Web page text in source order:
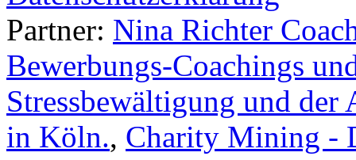
Partner: Nina Richter
Bewerbungs-Coachings
Stressbewältigung und
in Köln., Charity Mining -